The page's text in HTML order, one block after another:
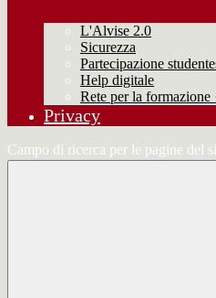
L'Alvise 2.0
Sicurezza
Partecipazione
Help digitale
Rete per la formazione
Privacy
Campo di ricerca per le pagine del